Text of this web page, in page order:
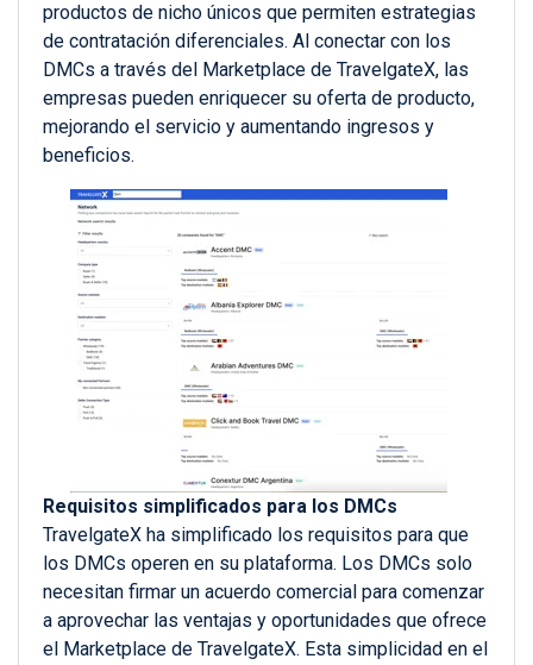
productos de nicho únicos que permiten estrategias
de contratación diferenciales. Al conectar con los
DMCs a través del Marketplace de TravelgateX, las
empresas pueden enriquecer su oferta de producto,
mejorando el servicio y aumentando ingresos y
beneficios.
Requisitos simplificados para los DMCs
TravelgateX ha simplificado los requisitos para que
los DMCs operen en su plataforma. Los DMCs solo
necesitan firmar un acuerdo comercial para comenzar
a aprovechar las ventajas y oportunidades que ofrece
el Marketplace de TravelgateX. Esta simplicidad en el